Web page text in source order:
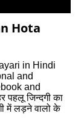
Hota
in Hindi
and
and
पहलू जिन्दगी का
में लड़ने वालो के